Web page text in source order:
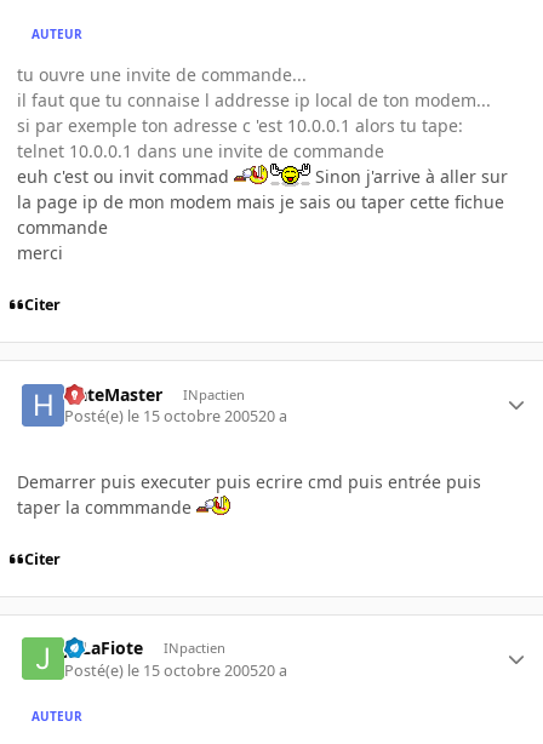
AUTEUR
tu ouvre une invite de commande...
il faut que tu connaise l addresse ip local de ton modem...
si par exemple ton adresse c 'est 10.0.0.1 alors tu tape:
telnet 10.0.0.1 dans une invite de commande
euh c'est ou invit commad
Sinon j'arrive à aller sur
la page ip de mon modem mais je sais ou taper cette fichue
commande
merci
Citer
HateMaster INpactien
Posté(e) le 15 octobre 200520 a
Demarrer puis executer puis ecrire cmd puis entrée puis
taper la commmande
Citer
JoLaFiote INpactien
Posté(e) le 15 octobre 200520 a
AUTEUR